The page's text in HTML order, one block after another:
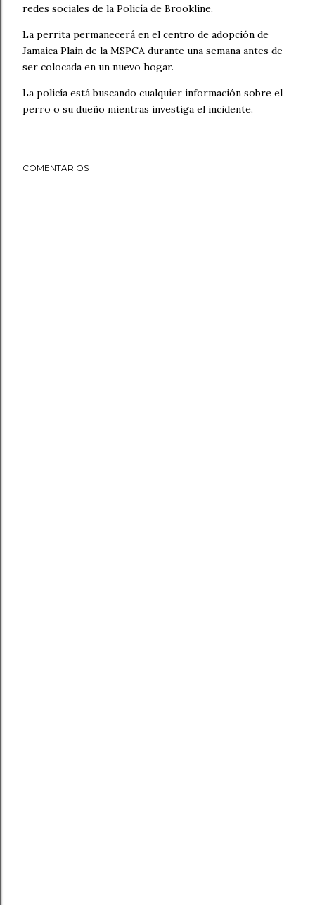
redes sociales de la Policía de Brookline.
La perrita permanecerá en el centro de adopción de
Jamaica Plain de la MSPCA durante una semana antes de
ser colocada en un nuevo hogar.
La policía está buscando cualquier información sobre el
perro o su dueño mientras investiga el incidente.
COMENTARIOS